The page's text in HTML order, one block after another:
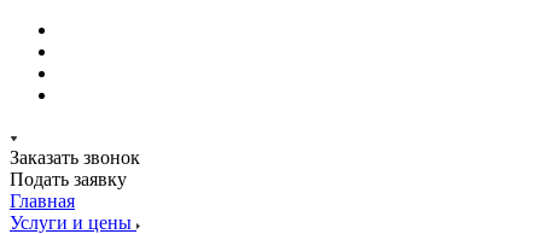
Заказать звонок
Подать заявку
Главная
Услуги и цены